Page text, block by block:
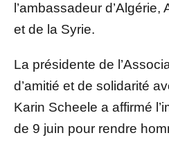
l’ambassadeur
et de la Syrie.
La présidente de
d’amitié et de solidarité
Karin Scheele a affirmé
de 9 juin pour rendre